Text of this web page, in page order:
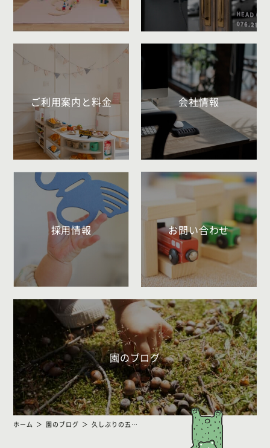
ご利用案内と料金 会社情報
採用情報 お問い合わせ
園のブログ
ホーム 園のブログ 久しぶりの五反田公園